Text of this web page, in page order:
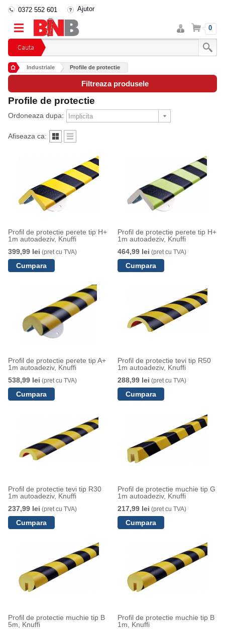
Cauta
0372 552 601 Ajutor
Intra
in
cont
Cos 0
Industriale Profile de protectie
Filtreaza produsele
Profile de protectie
Ordoneaza dupa:
Afiseaza ca:
Profil de protectie perete tip H+
1m autoadeziv, Knuffi
399,99 lei (pret cu TVA)
Profil de protectie perete tip H+
1m autoadeziv, Knuffi
464,99 lei (pret cu TVA)
Profil de protectie perete tip A+
1m autoadeziv, Knuffi
538,99 lei (pret cu TVA)
Profil de protectie tevi tip R50
1m autoadeziv, Knuffi
288,99 lei (pret cu TVA)
Profil de protectie tevi tip R30
1m autoadeziv, Knuffi
237,99 lei (pret cu TVA)
Profil de protectie muchie tip G
1m autoadeziv, Knuffi
217,99 lei (pret cu TVA)
Profil de protectie muchie tip B
5m, Knuffi
Profil de protectie muchie tip B
1m, Knuffi